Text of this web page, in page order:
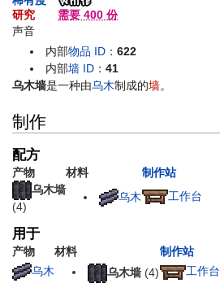
研究
需要 400 份
声音
内部物品 ID ：622
内部墙 ID ：41
乌木墙是一种由乌木制成的墙。
制作
配方
产物 材料
制作站
乌木墙
(4)
乌木 工作台
用于
产物 材料
制作站
乌木
乌木墙 (4) 工作台